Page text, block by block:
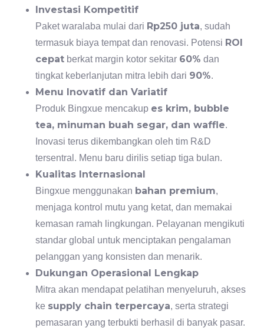
Investasi Kompetitif
Paket waralaba mulai dari Rp250 juta, sudah
termasuk biaya tempat dan renovasi. Potensi ROI
cepat berkat margin kotor sekitar 60% dan
tingkat keberlanjutan mitra lebih dari 90%.
Menu Inovatif dan Variatif
Produk Bingxue mencakup es krim, bubble
tea, minuman buah segar, dan waffle.
Inovasi terus dikembangkan oleh tim R&D
tersentral. Menu baru dirilis setiap tiga bulan.
Kualitas Internasional
Bingxue menggunakan bahan premium,
menjaga kontrol mutu yang ketat, dan memakai
kemasan ramah lingkungan. Pelayanan mengikuti
standar global untuk menciptakan pengalaman
pelanggan yang konsisten dan menarik.
Dukungan Operasional Lengkap
Mitra akan mendapat pelatihan menyeluruh, akses
ke supply chain terpercaya, serta strategi
pemasaran yang terbukti berhasil di banyak pasar.